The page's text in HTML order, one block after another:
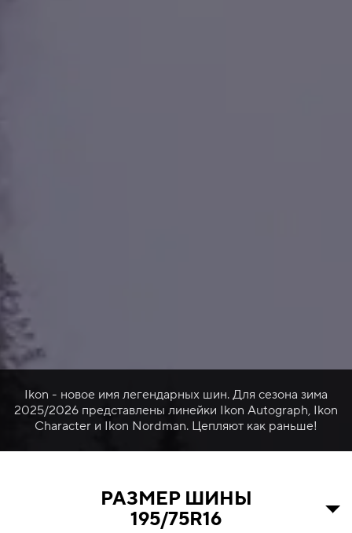
Ikon - новое имя легендарных шин. Для сезона зима
2025/2026 представлены линейки Ikon Autograph, Ikon
Character и Ikon Nordman. Цепляют как раньше!
РАЗМЕР ШИНЫ
195/75R16